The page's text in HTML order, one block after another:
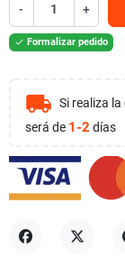
- +
 Formalizar pedido
local_shipping Si realiza
será de 1-2 días